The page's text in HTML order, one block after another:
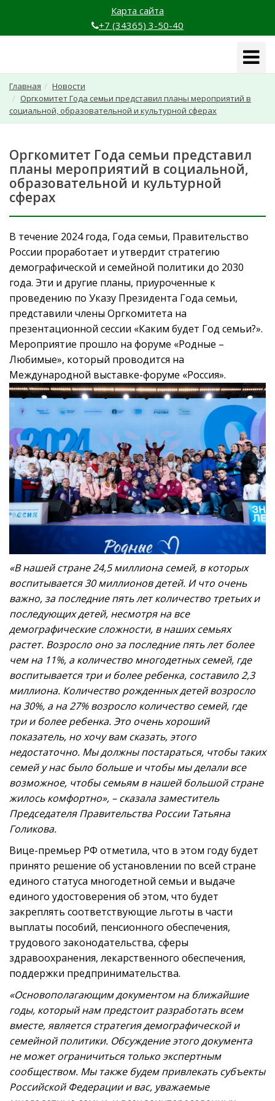
Карта сайта
+7 (34365) 3-50-40
Главная
Новости
Оргкомитет Года семьи представил планы мероприятий в
социальной, образовательной и культурной сферах
Оргкомитет Года семьи представил
планы мероприятий в социальной,
образовательной и культурной
сферах
В течение 2024 года, Года семьи, Правительство
России проработает и утвердит стратегию
демографической и семейной политики до 2030
года. Эти и другие планы, приуроченные к
проведению по Указу Президента Года семьи,
представили члены Оргкомитета на
презентационной сессии «Каким будет Год семьи?».
Мероприятие прошло на форуме «Родные –
Любимые», который проводится на
Международной выставке-форуме «Россия».
«В нашей стране 24,5 миллиона семей, в которых
воспитывается 30 миллионов детей. И что очень
важно, за последние пять лет количество третьих и
последующих детей, несмотря на все
демографические сложности, в наших семьях
растет. Возросло оно за последние пять лет более
чем на 11%, а количество многодетных семей, где
воспитывается три и более ребенка, составило 2,3
миллиона. Количество рожденных детей возросло
на 30%, а на 27% возросло количество семей, где
три и более ребенка. Это очень хороший
показатель, но хочу вам сказать, этого
недостаточно. Мы должны постараться, чтобы таких
семей у нас было больше и чтобы мы делали все
возможное, чтобы семьям в нашей большой стране
жилось комфортно», – сказала заместитель
Председателя Правительства России Татьяна
Голикова.
Вице-премьер РФ отметила, что в этом году будет
принято решение об установлении по всей стране
единого статуса многодетной семьи и выдаче
единого удостоверения об этом, что будет
закреплять соответствующие льготы в части
выплаты пособий, пенсионного обеспечения,
трудового законодательства, сферы
здравоохранения, лекарственного обеспечения,
поддержки предпринимательства.
«Основополагающим документом на ближайшие
годы, который нам предстоит разработать всем
вместе, является стратегия демографической и
семейной политики. Обсуждение этого документа
не может ограничиться только экспертным
сообществом. Мы также будем привлекать субъекты
Российской Федерации и вас, уважаемые